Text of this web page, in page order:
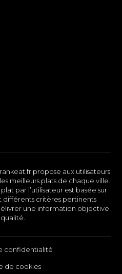
propose aux utilisateurs
meilleurs plats de chaque ville.
par l’utilisateur est basée sur
critères pertinents
une information objective
confidentialité
de cookies